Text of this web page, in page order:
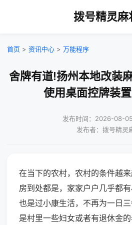
拨号精灵麻
首页 > 资讯中心 > 万能程序
舍牌有道!扬州本地改装
使用桌面控牌装
发布时间：2026-08-
发布者：拨号精灵
在当下的农村，农村的条件越
房到处都是，家家户户几乎都
也是过小康生活，不再为一日
是村里一些妇女或者有退休金